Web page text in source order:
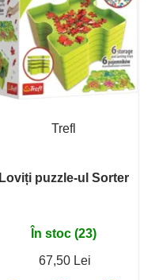
Trefl
Loviți puzzle-ul Sorter
În stoc (23)
67,50 Lei